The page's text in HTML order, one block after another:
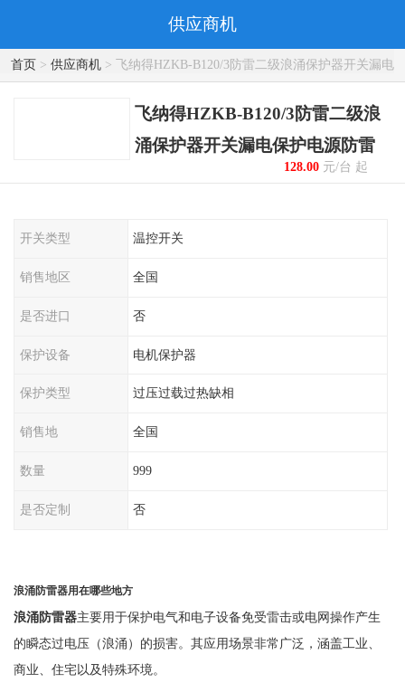
供应商机
首页> 供应商机> 飞纳得HZKB-B120/3防雷二级浪涌保护器开关漏电
保护电源防雷
飞纳得HZKB-B120/3防雷二级浪
涌保护器开关漏电保护电源防雷
128.00元/台 起
开关类型 温控开关
销售地区 全国
是否进口 否
保护设备 电机保护器
保护类型 过压过载过热缺相
销售地 全国
数量 999
是否定制 否
浪涌防雷器用在哪些地方
浪涌防雷器主要用于保护电气和电子设备免受雷击或电网操作产生
的瞬态过电压（浪涌）的损害。其应用场景非常广泛，涵盖工业、
商业、住宅以及特殊环境。